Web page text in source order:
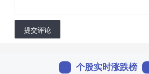
提交评论
个股实时涨跌榜